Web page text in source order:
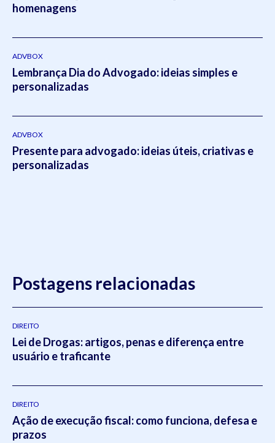
setores do escritório.Em 2021, Eduardo publicou o livro
pela editoraViseu.
homenagens
ADVBOX
Lembrança Dia do Advogado: ideias simples e
personalizadas
ADVBOX
Presente para advogado: ideias úteis, criativas e
personalizadas
Postagens relacionadas
DIREITO
Lei de Drogas: artigos, penas e diferença entre
usuário e traficante
DIREITO
Ação de execução fiscal: como funciona, defesa e
prazos